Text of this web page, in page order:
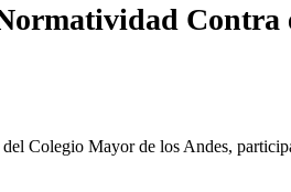
Contra
Colegio Mayor de los Andes,